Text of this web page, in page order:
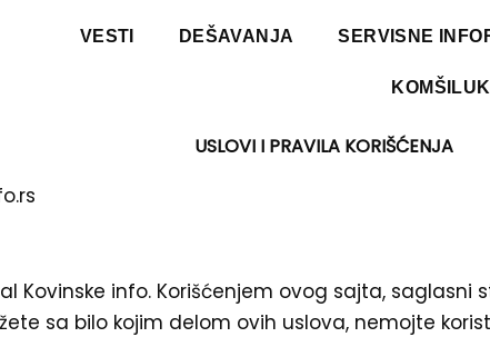
VESTI DEŠAVANJA SERVISNE
KOMŠILUK
USLOVI I PRAVILA KORIŠĆENJA
Kovinske info. Korišćenjem ovog sajta,
sa bilo kojim delom ovih uslova, nemojte